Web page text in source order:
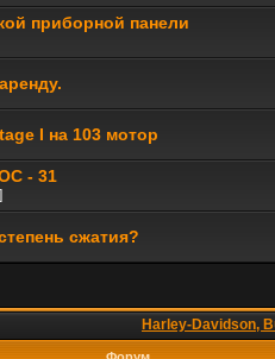
приборной панели
I на 103 мотор
- 31
]
сжатия?
Harley-Davidson,